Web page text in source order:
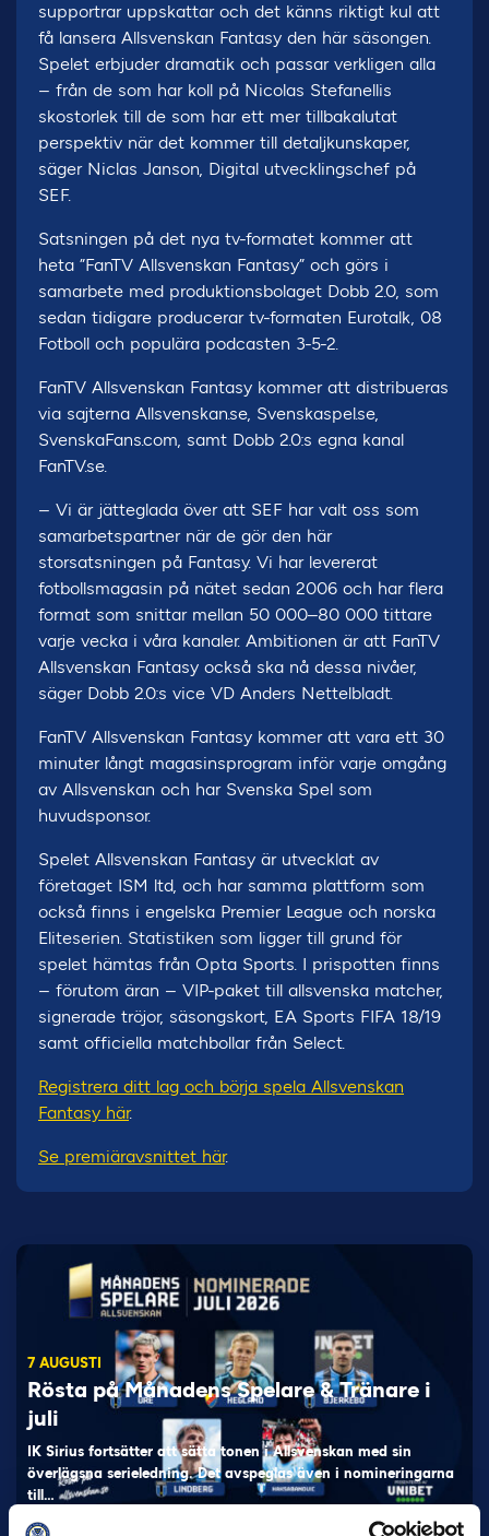
supportrar uppskattar och det känns riktigt kul att
få lansera Allsvenskan Fantasy den här säsongen.
Spelet erbjuder dramatik och passar verkligen alla
– från de som har koll på Nicolas Stefanellis
skostorlek till de som har ett mer tillbakalutat
perspektiv när det kommer till detaljkunskaper,
säger Niclas Janson, Digital utvecklingschef på
SEF.
Satsningen på det nya tv-formatet kommer att
heta ”FanTV Allsvenskan Fantasy” och görs i
samarbete med produktionsbolaget Dobb 2.0, som
sedan tidigare producerar tv-formaten Eurotalk, 08
Fotboll och populära podcasten 3-5-2.
FanTV Allsvenskan Fantasy kommer att distribueras
via sajterna Allsvenskan.se, Svenskaspel.se,
SvenskaFans.com, samt Dobb 2.0:s egna kanal
FanTV.se.
– Vi är jätteglada över att SEF har valt oss som
samarbetspartner när de gör den här
storsatsningen på Fantasy. Vi har levererat
fotbollsmagasin på nätet sedan 2006 och har flera
format som snittar mellan 50 000–80 000 tittare
varje vecka i våra kanaler. Ambitionen är att FanTV
Allsvenskan Fantasy också ska nå dessa nivåer,
säger Dobb 2.0:s vice VD Anders Nettelbladt.
FanTV Allsvenskan Fantasy kommer att vara ett 30
minuter långt magasinsprogram inför varje omgång
av Allsvenskan och har Svenska Spel som
huvudsponsor.
Spelet Allsvenskan Fantasy är utvecklat av
företaget ISM ltd, och har samma plattform som
också finns i engelska Premier League och norska
Eliteserien. Statistiken som ligger till grund för
spelet hämtas från Opta Sports. I prispotten finns
– förutom äran – VIP-paket till allsvenska matcher,
signerade tröjor, säsongskort, EA Sports FIFA 18/19
samt officiella matchbollar från Select.
Registrera ditt lag och börja spela Allsvenskan
Fantasy här.
Se premiäravsnittet här.
7 AUGUSTI
Rösta på Månadens Spelare & Tränare i
juli
IK Sirius fortsätter att sätta tonen i Allsvenskan med sin
överlägsna serieledning. Det avspeglas även i nomineringarna
till…